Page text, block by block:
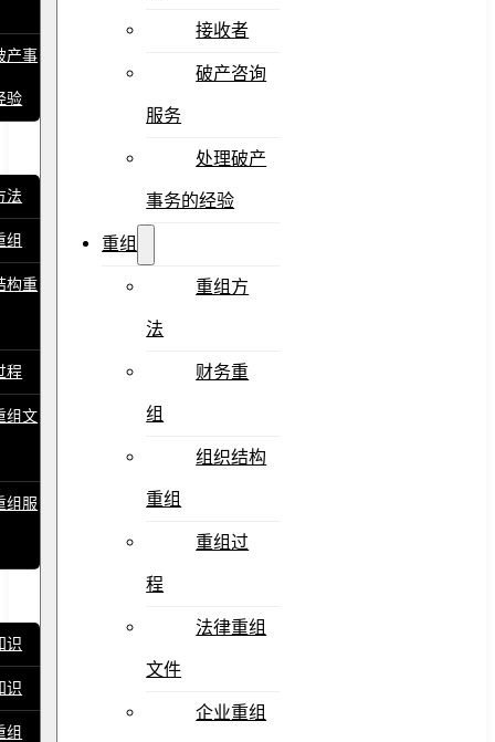
产事
验
法
组
构重
程
组文
组服
识
识
组
接收者
破产咨询
服务
处理破产
事务的经验
重组
重组方
法
财务重
组
组织结构
重组
重组过
程
法律重组
文件
企业重组